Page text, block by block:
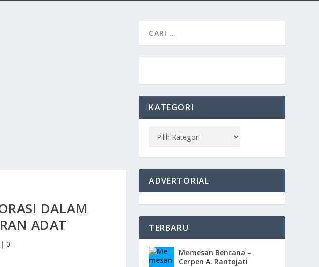
DALAM
ADAT
|0
KATEGORI
ADVERTORIAL
TERBARU
Memesan Bencana –
Cerpen A. Rantojati